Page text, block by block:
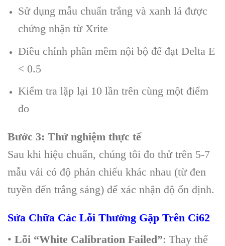
Sử dụng mẫu chuẩn trắng và xanh lá được
chứng nhận từ Xrite
Điều chỉnh phần mềm nội bộ để đạt Delta E
< 0.5
Kiểm tra lặp lại 10 lần trên cùng một điểm
đo
Bước 3: Thử nghiệm thực tế
Sau khi hiệu chuẩn, chúng tôi đo thử trên 5-7
mẫu vải có độ phản chiếu khác nhau (từ đen
tuyền đến trắng sáng) để xác nhận độ ổn định.
Sửa Chữa Các Lỗi Thường Gặp Trên Ci62
• Lỗi “White Calibration Failed”: Thay thế